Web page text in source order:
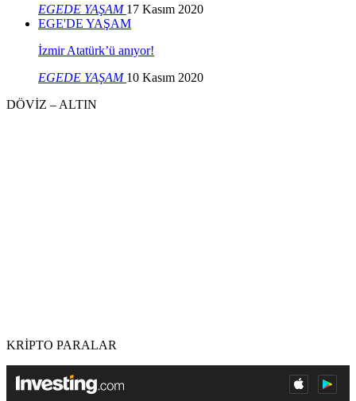
EGEDE YAŞAM 17 Kasım 2020
EGE'DE YAŞAM
İzmir Atatürk’ü anıyor!
EGEDE YAŞAM 10 Kasım 2020
DÖVİZ – ALTIN
KRİPTO PARALAR